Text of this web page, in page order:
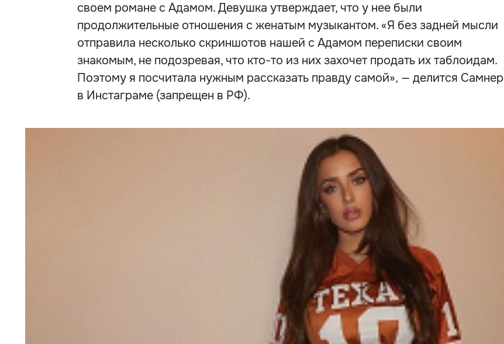
своем романе с Адамом. Девушка утверждает, что у нее были
продолжительные отношения с женатым музыкантом. «Я без задней мысли
отправила несколько скриншотов нашей с Адамом переписки своим
знакомым, не подозревая, что кто-то из них захочет продать их таблоидам.
Поэтому я посчитала нужным рассказать правду самой», — делится Самнер
в Инстаграме (запрещен в РФ).